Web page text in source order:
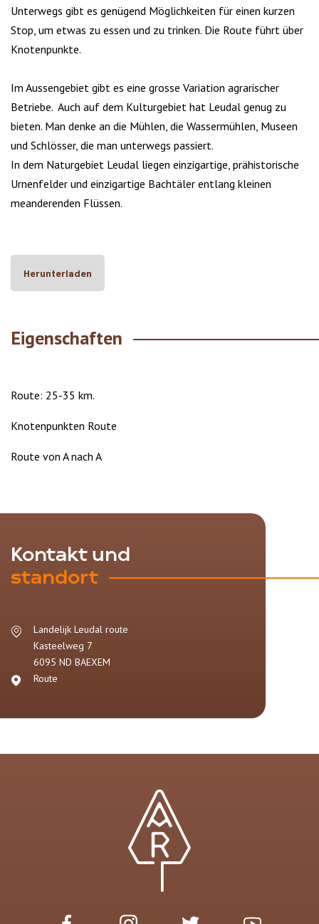
Unterwegs gibt es genügend Möglichkeiten für einen kurzen
Stop, um etwas zu essen und zu trinken. Die Route führt über
Knotenpunkte.
Im Aussengebiet gibt es eine grosse Variation agrarischer
Betriebe. Auch auf dem Kulturgebiet hat Leudal genug zu
bieten. Man denke an die Mühlen, die Wassermühlen, Museen
und Schlösser, die man unterwegs passiert.
In dem Naturgebiet Leudal liegen einzigartige, prähistorische
Urnenfelder und einzigartige Bachtäler entlang kleinen
meanderenden Flüssen.
Herunterladen
Eigenschaften
Route: 25-35 km.
Knotenpunkten Route
Route von A nach A
Kontakt und
standort
Landelijk Leudal route
Kasteelweg 7
6095 ND BAEXEM
Route